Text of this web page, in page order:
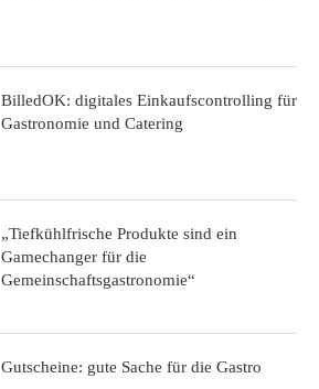
BilledOK: digitales Einkaufscontrolling für
Gastronomie und Catering
„Tiefkühlfrische Produkte sind ein
Gamechanger für die
Gemeinschaftsgastronomie“
Gutscheine: gute Sache für die Gastro